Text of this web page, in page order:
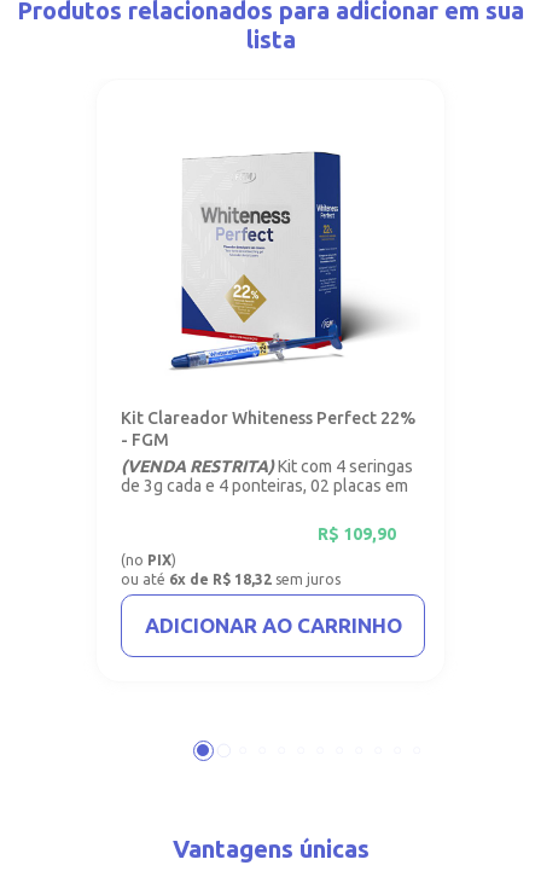
Produtos relacionados para adicionar em sua
lista
Kit Clareador Whiteness Perfect 22%
- FGM
(VENDA RESTRITA)Kit com 4 seringas
de 3g cada e 4 ponteiras, 02 placas em
R$ 109,90
(no PIX)
ou até 6x de R$ 18,32 sem juros
ADICIONAR AO CARRINHO
Vantagens únicas